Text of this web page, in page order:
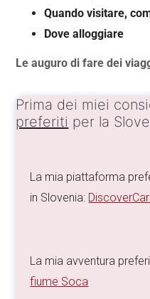
Quando visitare,
Dove alloggiare
Le auguro di fare dei
Prima dei miei
preferiti per la
La mia piattaforma
in Slovenia:
La mia avventura
fiume Soca